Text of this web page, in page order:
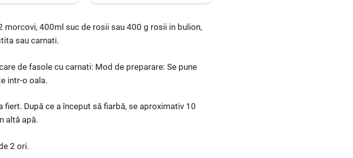
400ml suc de rosii sau 400 g rosii in bulion,
sau carnati.
de fasole cu carnati: Mod de preparare: Se pune
intr-o oala.
După ce a început să fiarbă, se aproximativ 10
altă apă.
2 ori.